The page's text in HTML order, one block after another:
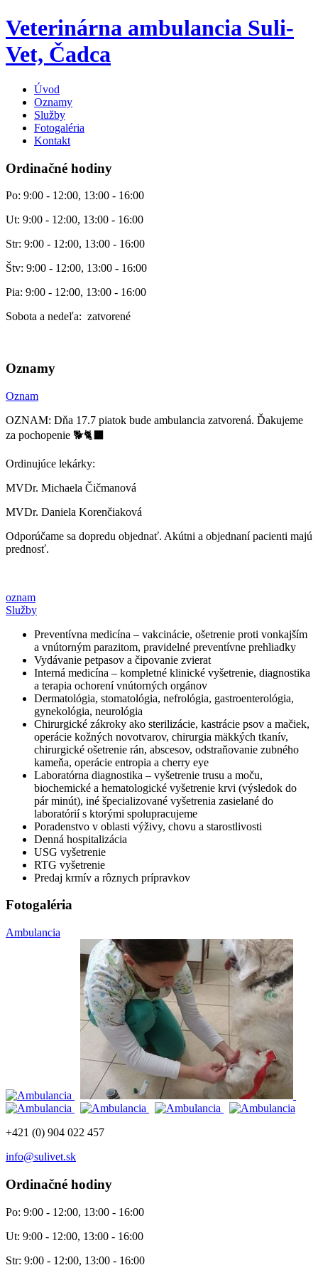
Veterinárna ambulancia Suli-
Vet, Čadca
Úvod
Oznamy
Služby
Fotogaléria
Kontakt
Ordinačné hodiny
Po: 9:00 - 12:00, 13:00 - 16:00
Ut: 9:00 - 12:00, 13:00 - 16:00
Str: 9:00 - 12:00, 13:00 - 16:00
Štv: 9:00 - 12:00, 13:00 - 16:00
Pia: 9:00 - 12:00, 13:00 - 16:00
Sobota a nedeľa: zatvorené
Oznamy
Oznam
OZNAM: Dňa 17.7 piatok bude ambulancia zatvorená. Ďakujeme
za pochopenie 🐕🐈‍⬛
Ordinujúce lekárky:
MVDr. Michaela Čičmanová
MVDr. Daniela Korenčiaková
Odporúčame sa dopredu objednať. Akútni a objednaní pacienti majú
prednosť.
oznam
Služby
Preventívna medicína – vakcinácie, ošetrenie proti vonkajším
a vnútorným parazitom, pravidelné preventívne prehliadky
Vydávanie petpasov a čipovanie zvierat
Interná medicína – kompletné klinické vyšetrenie, diagnostika
a terapia ochorení vnútorných orgánov
Dermatológia, stomatológia, nefrológia, gastroenterológia,
gynekológia, neurológia
Chirurgické zákroky ako sterilizácie, kastrácie psov a mačiek,
operácie kožných novotvarov, chirurgia mäkkých tkanív,
chirurgické ošetrenie rán, abscesov, odstraňovanie zubného
kameňa, operácie entropia a cherry eye
Laboratórna diagnostika – vyšetrenie trusu a moču,
biochemické a hematologické vyšetrenie krvi (výsledok do
pár minút), iné špecializované vyšetrenia zasielané do
laboratórií s ktorými spolupracujeme
Poradenstvo v oblasti výživy, chovu a starostlivosti
Denná hospitalizácia
USG vyšetrenie
RTG vyšetrenie
Predaj krmív a rôznych prípravkov
Fotogaléria
Ambulancia
+421 (0) 904 022 457
info@sulivet.sk
Ordinačné hodiny
Po: 9:00 - 12:00, 13:00 - 16:00
Ut: 9:00 - 12:00, 13:00 - 16:00
Str: 9:00 - 12:00, 13:00 - 16:00